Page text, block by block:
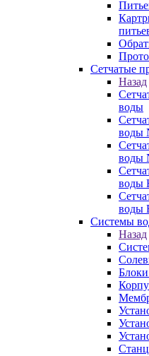
Сетчатые
Назад
воды
воды
воды
воды
воды
Системы
Назад